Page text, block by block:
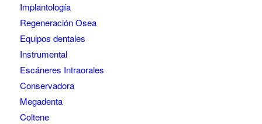
Implantología
Regeneración Osea
Equipos dentales
Instrumental
Escáneres Intraorales
Conservadora
Megadenta
Coltene